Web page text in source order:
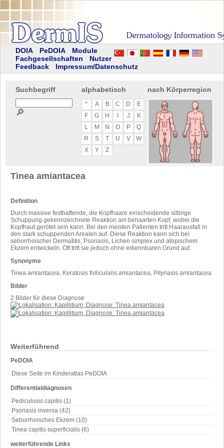
DOIA PeDOIA
Module
Fachgesellschaften
Nutzer
Feedback
Impressum/Datenschutz
Suchbegriff
🔎
alphabetisch
* A B C D
E
F
G H J
K
L
M N O P
Q
R
S T U V
W
X
Y Z
nach Körperregion
Weiterführend
PeDOIA
Diese Seite im Kinderatlas PeDOIA
Differentialdiagnosen
Pediculosis capitis (1)
Psoriasis inversa (42)
Seborrhoisches Ekzem (10)
Tinea capitis superficialis (6)
weiterführende Links
Tinea amiantacea
Definition
Durch massive festhaftende, die Kopfhaare einscheidende silbrige
Schuppung gekennzeichnete Reaktion am behaarten Kopf, wobei die
Kopfhaut gerötet sein kann. Bei den meisten Patienten tritt Haarausfall in
den stark schuppenden Arealen auf. Diese Reaktion kann sich bei
seborrhoischer Dermatitis, Psoriasis, Lichen simplex und atopischem
Ekzem entwickeln. Oft tritt sie jedoch ohne erkennbaren Grund auf.
Synonyme
Tinea amiantacea, Keratosis follicularis amiantacea, Pityriasis amiantacea
Bilder
2 Bilder für diese Diagnose